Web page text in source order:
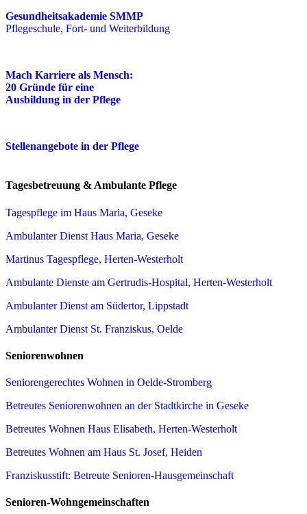
Gesundheitsakademie SMMP
Pflegeschule, Fort- und Weiterbildung
Mach Karriere als Mensch:
20 Gründe für eine
Ausbildung in der Pflege
Stellenangebote in der Pflege
Tagesbetreuung & Ambulante Pflege
Tagespflege im Haus Maria, Geseke
Ambulanter Dienst Haus Maria, Geseke
Martinus Tagespflege, Herten-Westerholt
Ambulante Dienste am Gertrudis-Hospital, Herten-Westerholt
Ambulanter Dienst am Südertor, Lippstadt
Ambulanter Dienst St. Franziskus, Oelde
Seniorenwohnen
Seniorengerechtes Wohnen in Oelde-Stromberg
Betreutes Seniorenwohnen an der Stadtkirche in Geseke
Betreutes Wohnen Haus Elisabeth, Herten-Westerholt
Betreutes Wohnen am Haus St. Josef, Heiden
Franziskusstift: Betreute Senioren-Hausgemeinschaft
Senioren-Wohngemeinschaften